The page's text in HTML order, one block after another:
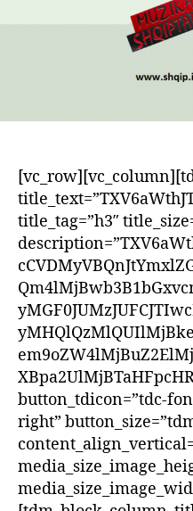
[vc_row][vc_column][tdm_block_text_image title_text=”TXV6aWthJTIwU2hxaXB0YXJlJTBB” title_tag=”h3″ title_size=”tdm-title-md” description=”TXV6aWthJTIwc2hxaXB0YXJlJTIwcCVDMyVBQnJtYmxlZGglMjBtdXppayVDMyVBQm4lMjBwb3B1bGxvcmUlMjBzaSUyMGRoZSUyMGF0JUMzJUFCJTIwcHJvZmVzaW9uaXN0ZSUyMHQlQzMlQUIlMjBkeWphJTIwa2FyYWt0ZXJpem9oZW4lMjBuZ2ElMjBzcGVjaWZpa2ElMjB0aXBpa2UlMjBTaHFpcHRhcmUuJTBB” button_tdicon=”tdc-font-fa tdc-font-fa-chevron-right” button_size=”tdm-btn-lg” content_align_vertical=”content-vert-center” media_size_image_height=”229″ media_size_image_width=”300″ image=”1227″][tdm_block_column_title title_text=”Rm9sa2xvcmklMjBtdXppa29yJTBB” title_tag=”h3″ title_size=”tdm-title-md” tds_title=”tds_title1″][tdm_block_inline_text